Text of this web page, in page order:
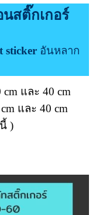
นสติ๊กเกอร์
sticker อันหลาก
และ 40 cm
และ 40 cm
)